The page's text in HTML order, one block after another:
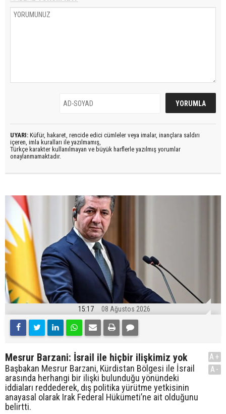
UYARI: Küfür, hakaret, rencide edici cümleler veya imalar, inançlara saldırı
içeren, imla kuralları ile yazılmamış,
Türkçe karakter kullanılmayan ve büyük harflerle yazılmış yorumlar
onaylanmamaktadır.
15:17 08 Ağustos 2026
Mesrur Barzani: İsrail ile hiçbir ilişkimiz yok
Başbakan Mesrur Barzani, Kürdistan Bölgesi ile İsrail
arasında herhangi bir ilişki bulunduğu yönündeki
iddiaları reddederek, dış politika yürütme yetkisinin
anayasal olarak Irak Federal Hükümeti’ne ait olduğunu
belirtti.
A+
A-